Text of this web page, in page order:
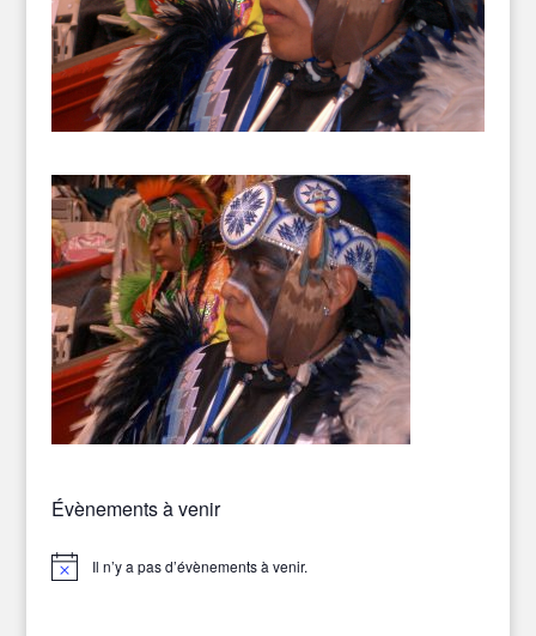
Évènements à venir
Notice Il n’y a pas d’évènements à venir.